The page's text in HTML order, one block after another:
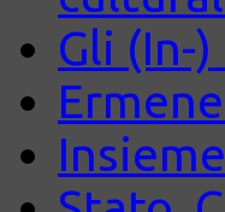
Gli (In-